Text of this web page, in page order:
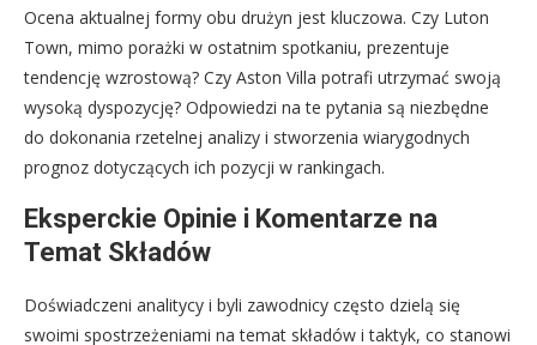
Ocena aktualnej formy obu drużyn jest kluczowa. Czy Luton
Town, mimo porażki w ostatnim spotkaniu, prezentuje
tendencję wzrostową? Czy Aston Villa potrafi utrzymać swoją
wysoką dyspozycję? Odpowiedzi na te pytania są niezbędne
do dokonania rzetelnej analizy i stworzenia wiarygodnych
prognoz dotyczących ich pozycji w rankingach.
Eksperckie Opinie i Komentarze na
Temat Składów
Doświadczeni analitycy i byli zawodnicy często dzielą się
swoimi spostrzeżeniami na temat składów i taktyk, co stanowi